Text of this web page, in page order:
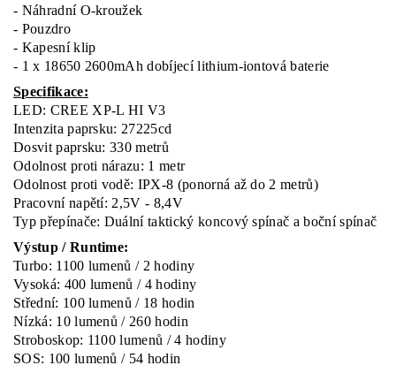
- Náhradní O-kroužek
- Pouzdro
- Kapesní klip
- 1 x 18650 2600mAh dobíjecí lithium-iontová baterie
Specifikace:
LED: CREE XP-L HI V3
Intenzita paprsku: 27225cd
Dosvit paprsku: 330 metrů
Odolnost proti nárazu: 1 metr
Odolnost proti vodě: IPX-8 (ponorná až do 2 metrů)
Pracovní napětí: 2,5V - 8,4V
Typ přepínače: Duální taktický koncový spínač a boční spínač
Výstup / Runtime:
Turbo: 1100 lumenů / 2 hodiny
Vysoká: 400 lumenů / 4 hodiny
Střední: 100 lumenů / 18 hodin
Nízká: 10 lumenů / 260 hodin
Stroboskop: 1100 lumenů / 4 hodiny
SOS: 100 lumenů / 54 hodin